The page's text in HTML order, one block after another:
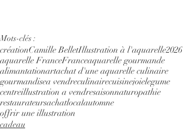
Mots-clés :
créationCamille BelletIllustration à l'aquarelle2026
aquarelle FranceFranceaquarelle gourmande
alimantationartachat d'une aquarelle culinaire
gourmandisea vendreculinairecuisinejoielegume
centreillustration a vendresaisonnaturopathie
restaurateursachatlocalautomne
offrir une illustration
cadeau